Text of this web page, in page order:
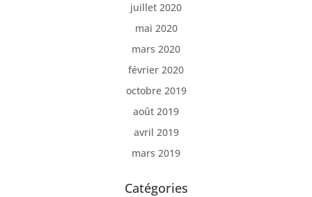
juillet 2020
mai 2020
mars 2020
février 2020
octobre 2019
août 2019
avril 2019
mars 2019
Catégories